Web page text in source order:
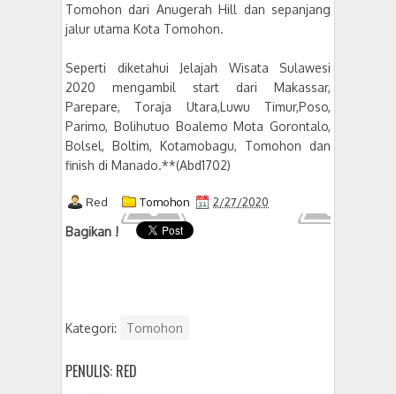
Tomohon dari Anugerah Hill dan sepanjang
jalur utama Kota Tomohon.
Seperti diketahui Jelajah Wisata Sulawesi
2020 mengambil start dari Makassar,
Parepare, Toraja Utara,Luwu Timur,Poso,
Parimo, Bolihutuo Boalemo Mota Gorontalo,
Bolsel, Boltim, Kotamobagu, Tomohon dan
finish di Manado.**(Abd1702)
Red Tomohon 2/27/2020
Bagikan !
Kategori: Tomohon
PENULIS: RED